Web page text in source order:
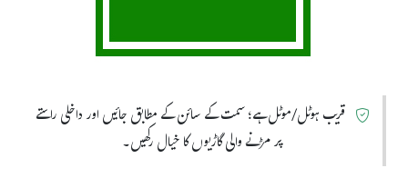
قریب ہوٹل/موٹل ہے؛ سمت کے سائن کے مطابق جائیں اور داخلی راستے
پر مڑنے والی گاڑیوں کا خیال رکھیں۔